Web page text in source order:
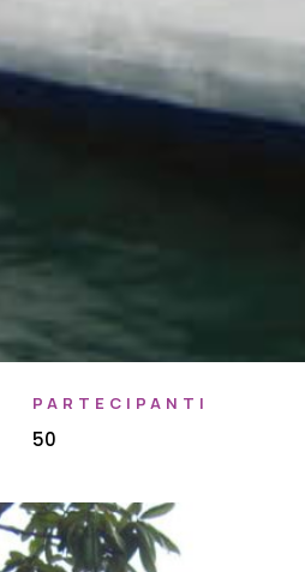
PARTECIPANTI
50